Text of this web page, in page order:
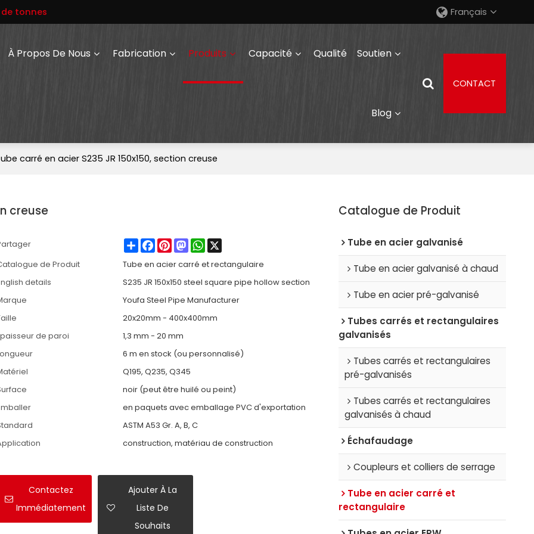
tonnes Français
À Propos De Nous Fabrication Produits Capacité Qualité Soutien
Blog
CONTACT
carré en acier S235 JR 150x150, section creuse
creuse
ShareFacebook
PinterestMastodonWhatsApp
de Produit
Tube en acier carré et rectangulaire
details
S235 JR 150x150 steel square pipe hollow section
Youfa Steel Pipe Manufacturer
20x20mm - 400x400mm
de paroi
1,3 mm - 20 mm
6 m en stock (ou personnalisé)
Q195, Q235, Q345
noir (peut être huilé ou peint)
en paquets avec emballage PVC d'exportation
ASTM A53 Gr. A, B, C
construction, matériau de construction
Contactez
Immédiatement
Ajouter À La
Liste De
Souhaits
Catalogue de Produit
Tube en acier galvanisé
Tube en acier galvanisé à chaud
Tube en acier pré-galvanisé
Tubes carrés et rectangulaires
galvanisés
Tubes carrés et rectangulaires
pré-galvanisés
Tubes carrés et rectangulaires
galvanisés à chaud
Échafaudage
Coupleurs et colliers de serrage
Tube en acier carré et
rectangulaire